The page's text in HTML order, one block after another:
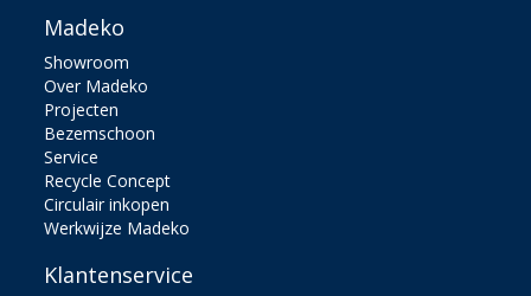
Madeko
Showroom
Over Madeko
Projecten
Bezemschoon
Service
Recycle Concept
Circulair inkopen
Werkwijze Madeko
Klantenservice